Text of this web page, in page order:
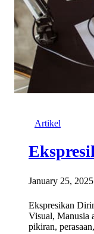
Artikel
January 25, 2025
Ekspresikan
Visual, Manusia
pikiran,